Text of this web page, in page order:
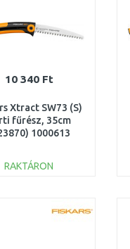
10 340 Ft
Xtract SW73 (S)
fűrész, 35cm
1000613
RAKTÁRON
Összehasonlítás